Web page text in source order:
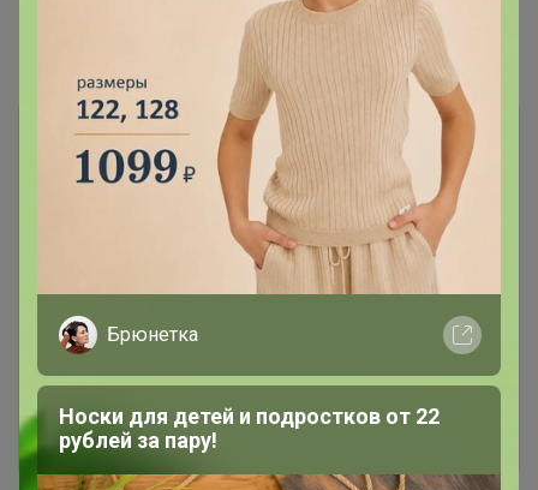
Показаны записи
Чтобы ответить или задать вопрос
необходимо авторизоваться на сайте
Войти Зарегистрироваться
Брюнетка
Носки для детей и подростков от 22
рублей за пару!